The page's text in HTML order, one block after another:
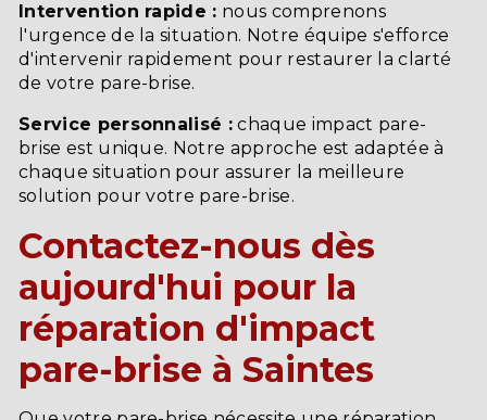
Intervention rapide : nous comprenons
l'urgence de la situation. Notre équipe s'efforce
d'intervenir rapidement pour restaurer la clarté
de votre pare-brise.
Service personnalisé : chaque impact pare-
brise est unique. Notre approche est adaptée à
chaque situation pour assurer la meilleure
solution pour votre pare-brise.
Contactez-nous dès
aujourd'hui pour la
réparation d'impact
pare-brise à Saintes